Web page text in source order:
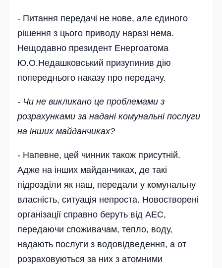
- Питання передачі не нове, але єдиного
рішення з цього приводу наразі нема.
Нещодавно президент Енергоатома
Ю.О.Недашковський призупинив дію
попереднього наказу про передачу.
- Чи не викликано це проблемами з
розрахунками за надані комунальні послуги
на інших майданчиках?
- Напевне, цей чинник також­ присутній.
Адже на інших майданчиках, де такі
підрозділи як наш, передали у комунальну
власність, ситуація непроста. Новостворені
організації справно беруть від АЕС,
передаючи споживачам, тепло, воду,
надають послуги з водовідведення, а от
розраховуються за них з атомними